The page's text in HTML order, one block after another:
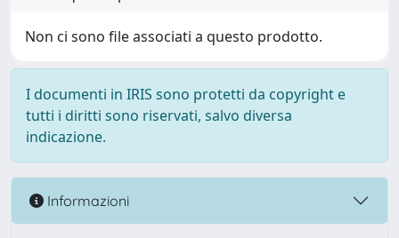
Non ci sono file associati a questo prodotto.
I documenti in IRIS sono protetti da copyright e
tutti i diritti sono riservati, salvo diversa
indicazione.
Informazioni